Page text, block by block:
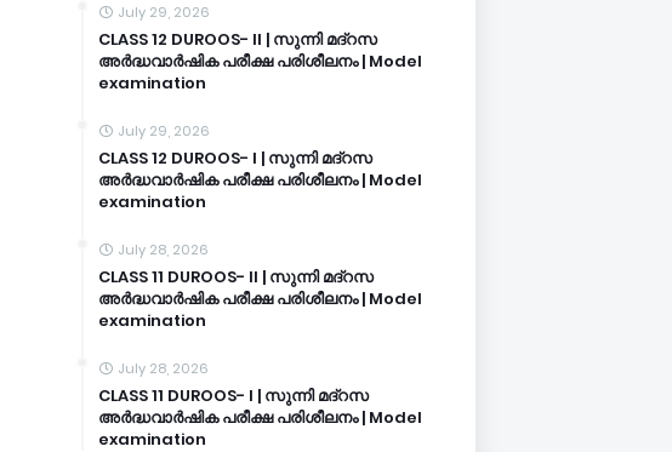
July 29, 2026
CLASS 12 DUROOS- II | സുന്നി മദ്റസ
അർദ്ധവാർഷിക പരീക്ഷ പരിശീലനം | Model
examination
July 29, 2026
CLASS 12 DUROOS- I | സുന്നി മദ്റസ
അർദ്ധവാർഷിക പരീക്ഷ പരിശീലനം | Model
examination
July 28, 2026
CLASS 11 DUROOS- II | സുന്നി മദ്റസ
അർദ്ധവാർഷിക പരീക്ഷ പരിശീലനം | Model
examination
July 28, 2026
CLASS 11 DUROOS- I | സുന്നി മദ്റസ
അർദ്ധവാർഷിക പരീക്ഷ പരിശീലനം | Model
examination